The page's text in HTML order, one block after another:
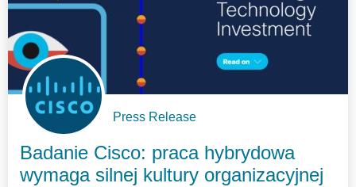
Press Release
Badanie Cisco: praca hybrydowa
wymaga silnej kultury organizacyjnej